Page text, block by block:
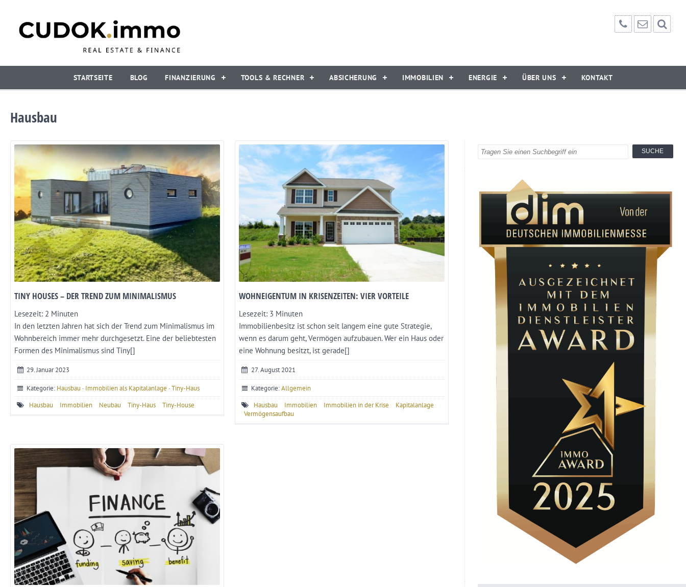
STARTSEITE BLOG FINANZIERUNG TOOLS & RECHNER ABSICHERUNG IMMOBILIEN ENERGIE ÜBER UNS KONTAKT
Hausbau
TINY HOUSES – DER TREND ZUM MINIMALISMUS
Lesezeit: 2 Minuten
In den letzten Jahren hat sich der Trend zum Minimalismus im
Wohnbereich immer mehr durchgesetzt. Eine der beliebtesten
Formen des Minimalismus sind Tiny[]
29. Januar 2023
Kategorie: Hausbau · Immobilien als Kapitalanlage ·Tiny-Haus
Hausbau
Immobilien Neubau Tiny-Haus Tiny-House
WOHNEIGENTUM IN KRISENZEITEN: VIER VORTEILE
Lesezeit: 3 Minuten
Immobilienbesitz ist schon seit langem eine gute Strategie,
wenn es darum geht, Vermögen aufzubauen. Wer ein Haus oder
eine Wohnung besitzt, ist gerade[]
27. August 2021
Kategorie:Allgemein
Hausbau
Immobilien Immobilien in der Krise
Kapitalanlage
Vermögensaufbau